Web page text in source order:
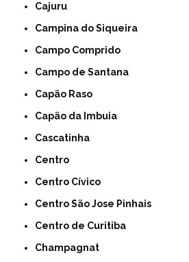
Cajuru
Campina do Siqueira
Campo Comprido
Campo de Santana
Capão Raso
Capão da Imbuia
Cascatinha
Centro
Centro Cívico
Centro São Jose Pinhais
Centro de Curitiba
Champagnat